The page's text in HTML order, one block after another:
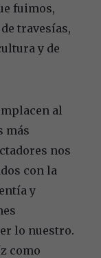
fuimos,
travesías,
y de
al
más
nos
con la
y
lo nuestro.
como